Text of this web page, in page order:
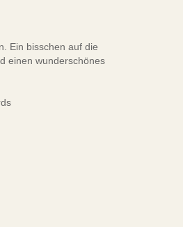
Ein bisschen auf die
einen wunderschönes